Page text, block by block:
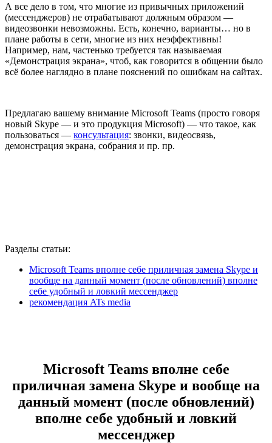
А все дело в том, что многие из привычных приложений
(мессенджеров) не отрабатывают должным образом —
видеозвонки невозможны. Есть, конечно, варианты… но в
плане работы в сети, многие из них неэффективны!
Например, нам, частенько требуется так называемая
«Демонстрация экрана», чтоб, как говорится в общении было
всё более наглядно в плане пояснений по ошибкам на сайтах.
Предлагаю вашему внимание Microsoft Teams (просто говоря
новый Skype — и это продукция Microsoft) — что такое, как
пользоваться — консультация: звонки, видеосвязь,
демонстрация экрана, собрания и пр. пр.
Разделы статьи:
Microsoft Teams вполне себе приличная замена Skype и
вообще на данный момент (после обновлений) вполне
себе удобный и ловкий мессенджер
рекомендация ATs media
Microsoft Teams вполне себе
приличная замена Skype и вообще на
данный момент (после обновлений)
вполне себе удобный и ловкий
мессенджер